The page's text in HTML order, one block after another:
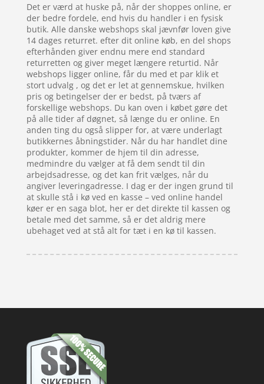
Det er værd at huske på, når der shoppes online, er
der bedre fordele, end hvis du handler i en fysisk
butik. Alle danske webshops skal jævnfør loven give
14 dages returret. efter dit online køb, en del shops
efterhånden giver endnu mere end standard
returretten og giver meget længere returtid. Når
webshops ligger online, får du med et par klik et
stort udvalg , og det er let at gennemskue, hvilken
pris og betingelser der er bedst, på tværs af
forskellige webshops. Du kan oven i købet gøre det
på alle tider af døgnet, så længe du er online. En
anden ting du også slipper for, at være underlagt
butikkernes åbningstider. Når du har handlet dine
produkter, kommer de hjem til din adresse,
medmindre du vælger at få dem sendt til din
arbejdsadresse, og det kan frit vælges, når du
angiver leveringadresse. I dag er der ingen grund til
at skulle stå i kø ved en kasse – ved online handel
køer er en saga blot, her er det direkte til kassen og
betale med det samme, så er det aldrig mere
ubehaget ved at stå alt for tæt i en kø til kassen.